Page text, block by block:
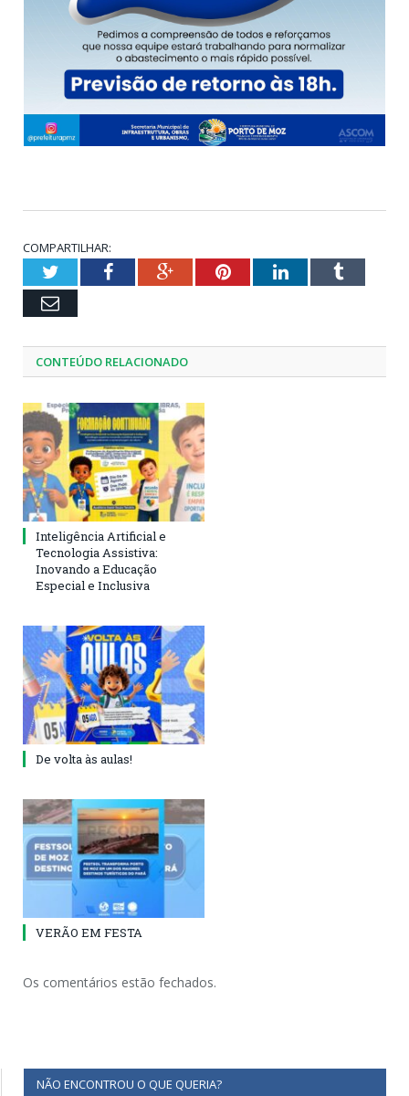
COMPARTILHAR:
TwitterFacebookGoogle+PinterestLinkedInTumblr
Email
CONTEÚDO RELACIONADO
Inteligência Artificial e
Tecnologia Assistiva:
Inovando a Educação
Especial e Inclusiva
De volta às aulas!
VERÃO EM FESTA
Os comentários estão fechados.
NÃO ENCONTROU O QUE QUERIA?